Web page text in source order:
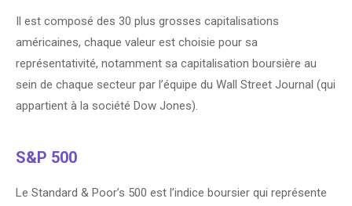
Il est composé des 30 plus grosses capitalisations
américaines, chaque valeur est choisie pour sa
représentativité, notamment sa capitalisation boursière au
sein de chaque secteur par l’équipe du Wall Street Journal (qui
appartient à la société Dow Jones).
S&P 500
Le Standard & Poor’s 500 est l’indice boursier qui représente